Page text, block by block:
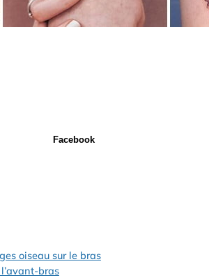
Facebook
oiseau sur le bras
bras